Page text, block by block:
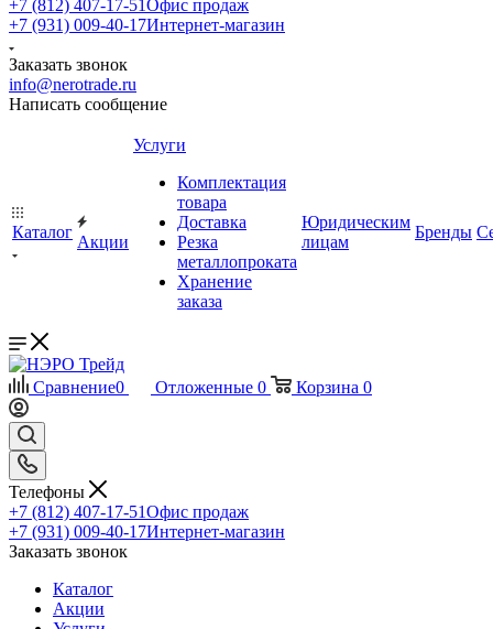
+7 (812) 407-17-51Офис продаж
+7 (931) 009-40-17Интернет-магазин
Заказать звонок
info@nerotrade.ru
Написать сообщение
Каталог
Акции
Услуги
Комплектация
товара
Доставка
Резка
металлопроката
Хранение
заказа
Юридическим
лицам
Бренды
Сравнение0 Отложенные 0 Корзина 0
Телефоны
+7 (812) 407-17-51Офис продаж
+7 (931) 009-40-17Интернет-магазин
Заказать звонок
Каталог
Акции